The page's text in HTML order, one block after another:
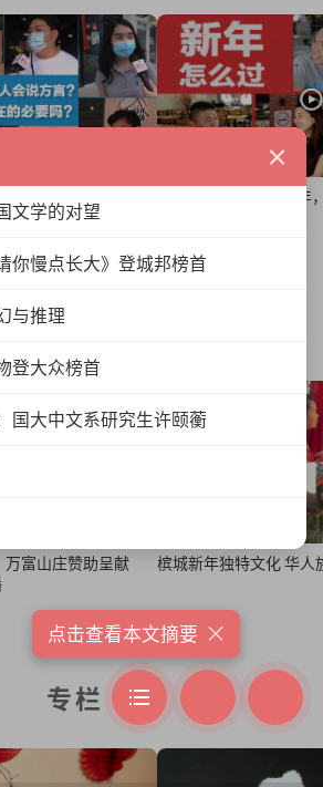
为何马来西亚华人过
原乡柔情
槟城新年
专栏
×
文学的对望
你慢点长大》登城邦榜首
与推理
登大众榜首
国大中文系研究生许颐蘅
点击查看本文摘要 ×